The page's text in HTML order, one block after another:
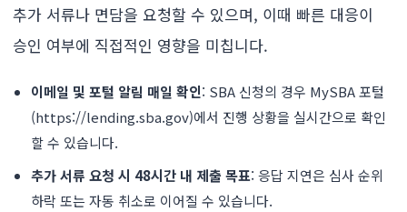
추가 서류나 면담을 요청할 수 있으며, 이때 빠른 대응이
승인 여부에 직접적인 영향을 미칩니다.
이메일 및 포털 알림 매일 확인: SBA 신청의 경우 MySBA 포털
(https://lending.sba.gov)에서 진행 상황을 실시간으로 확인
할 수 있습니다.
추가 서류 요청 시 48시간 내 제출 목표: 응답 지연은 심사 순위
하락 또는 자동 취소로 이어질 수 있습니다.